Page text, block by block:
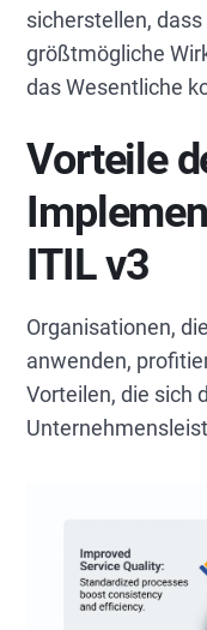
sicherstellen,
größtmögliche
das Wesentliche
Vorteile
ITIL v3
Organisationen,
anwenden,
Vorteilen, die sich